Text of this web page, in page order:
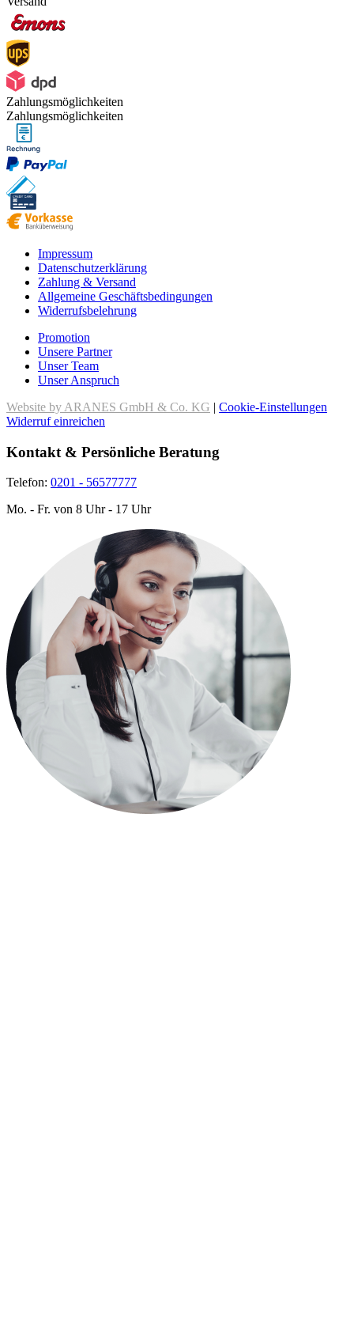
Zahlungsmöglichkeiten
Zahlungsmöglichkeiten
Impressum
Datenschutzerklärung
Zahlung & Versand
Allgemeine Geschäftsbedingungen
Widerrufsbelehrung
Promotion
Unsere Partner
Unser Team
Unser Anspruch
Website by ARANES GmbH & Co. KG | Cookie-Einstellungen
Widerruf einreichen
Kontakt & Persönliche Beratung
Telefon: 0201 - 56577777
Mo. - Fr. von 8 Uhr - 17 Uhr